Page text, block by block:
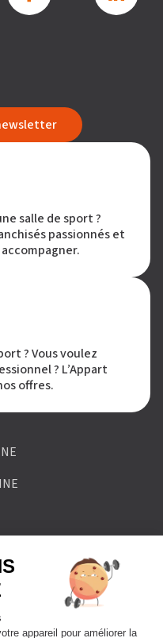
salle de sport ?
passionnés et
? Vous voulez
? L’Appart
offres.